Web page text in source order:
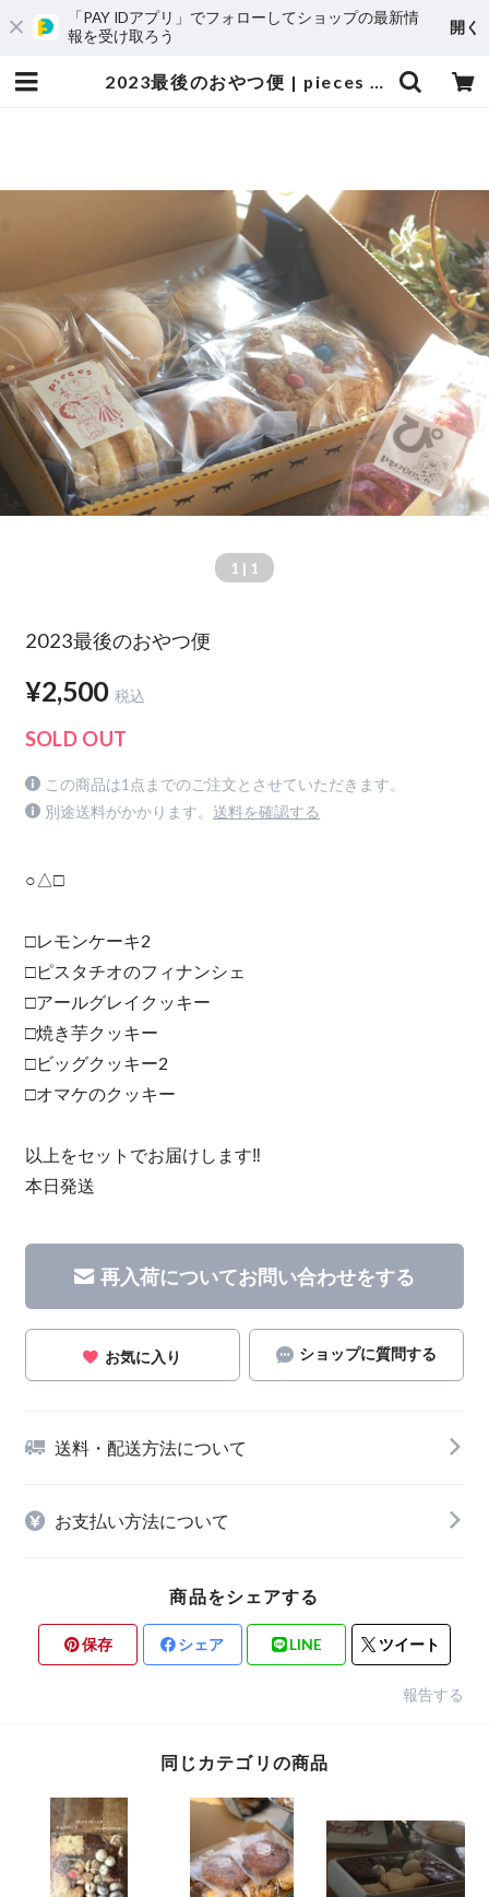
「PAY IDアプリ」でフォローしてショップの最新情
報を受け取ろう
開く
2023最後のおやつ便 | pieces 焼き菓子とコーヒーのお店
1 | 1
2023最後のおやつ便
¥2,500 税込
SOLD OUT
この商品は1点までのご注文とさせていただきます。
別途送料がかかります。 送料を確認する
○△□
□レモンケーキ2
□ピスタチオのフィナンシェ
□アールグレイクッキー
□焼き芋クッキー
□ビッグクッキー2
□オマケのクッキー
以上をセットでお届けします‼︎
本日発送
再入荷についてお問い合わせをする
お気に入り ショップに質問する
送料・配送方法について
お支払い方法について
商品をシェアする
保存 シェア LINE ツイート
報告する
同じカテゴリの商品